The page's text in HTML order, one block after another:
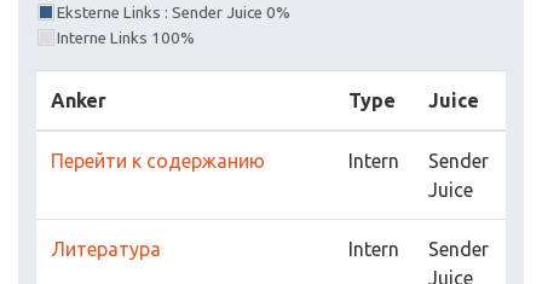
Eksterne Links : Sender Juice 0%
Interne Links 100%
Anker Type Juice
Перейти к содержанию Intern
Sender
Juice
Литература Intern
Sender
Juice